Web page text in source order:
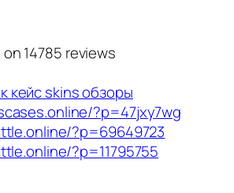
on14785 reviews
кейс skins обзоры
?p=47jxy7wg
?p=69649723
?p=11795755